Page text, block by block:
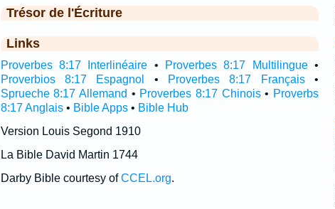
Trésor de l'Écriture
Links
Proverbes 8:17 Interlinéaire • Proverbes 8:17 Multilingue•
Proverbios 8:17 Espagnol
• Proverbes 8:17 Français•
Sprueche 8:17 Allemand • Proverbes 8:17 Chinois• Proverbs
8:17 Anglais• Bible Apps• Bible Hub
Version Louis Segond 1910
La Bible David Martin 1744
Darby Bible courtesy ofCCEL.org.